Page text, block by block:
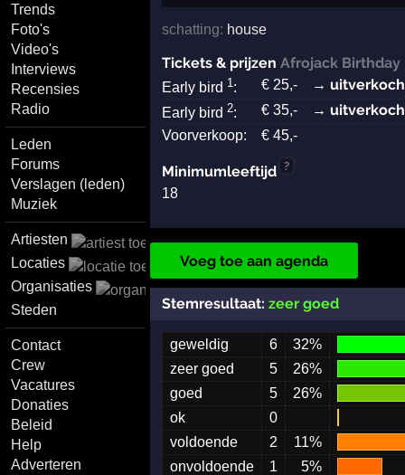
Trends
Foto's
Video's
Interviews
Recensies
Radio
Leden
Forums
Verslagen (leden)
Muziek
Artiesten
Locaties
Organisaties
Steden
Contact
Crew
Vacatures
Donaties
Beleid
Help
Adverteren
schatting: house
Tickets & prijzen Afrojack Birthday
Early bird 1: € 25,- →
Early bird 2: € 35,- →
Voorverkoop: € 45,-
Minimumleeftijd ?
18
Voeg toe aan agenda
Stemresultaat: zeer goed
geweldig 6
32%
zeer goed
5
26%
goed
5
26%
ok
0
voldoende
2
11%
onvoldoende
1 5%